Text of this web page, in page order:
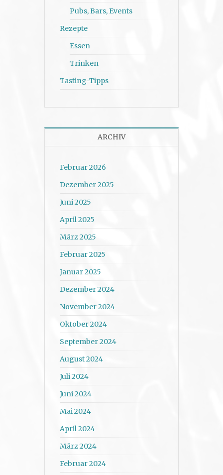
Pubs, Bars, Events
Rezepte
Essen
Trinken
Tasting-Tipps
ARCHIV
Februar 2026
Dezember 2025
Juni 2025
April 2025
März 2025
Februar 2025
Januar 2025
Dezember 2024
November 2024
Oktober 2024
September 2024
August 2024
Juli 2024
Juni 2024
Mai 2024
April 2024
März 2024
Februar 2024